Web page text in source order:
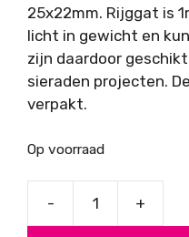
25x22mm. Rijggat is
licht in gewicht en
zijn daardoor
sieraden projecten.
verpakt.
Op voorraad
- +